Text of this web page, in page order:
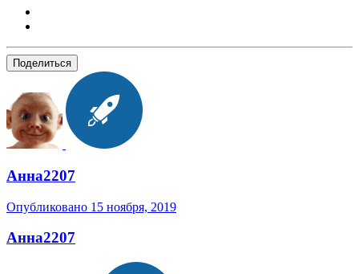
Поделиться
Анна2207
Опубликовано 15 ноября, 2019
Анна2207